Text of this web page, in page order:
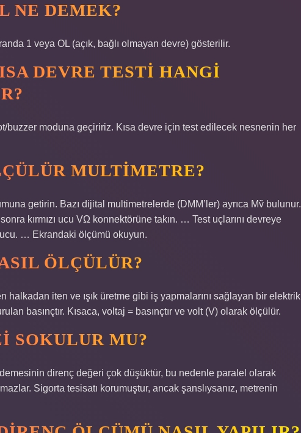
NE DEMEK?
1 veya OL (açık, bağlı olmayan devre) gösterilir.
DEVRE TESTI HANGI
buzzer moduna geçiririz. Kısa devre için test edilecek nesnenin her
MULTIMETRE?
getirin. Bazı dijital multimetrelerde (DMM’ler) ayrıca Mṽ bulunur.
kırmızı ucu VΩ konnektörüne takın. … Test uçlarını devreye
ucu. … Ekrandaki ölçümü okuyun.
ÖLÇÜLÜR?
halkadan iten ve ışık üretme gibi iş yapmalarını sağlayan bir elektrik
basınçtır. Kısaca, voltaj = basınçtır ve volt (V) olarak ölçülür.
SOKULUR MU?
direnç değeri çok düşüktür, bu nedenle paralel olarak
Sigorta tesisatı korumuştur, ancak şanslıysanız, metrenin